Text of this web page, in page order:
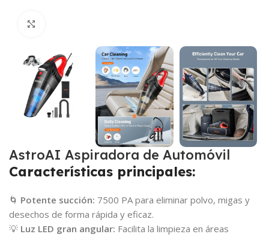
AstroAI Aspiradora de Automóvil
Características principales:
🌀 Potente succión: 7500 PA para eliminar polvo, migas y
desechos de forma rápida y eficaz.
💡 Luz LED gran angular: Facilita la limpieza en áreas